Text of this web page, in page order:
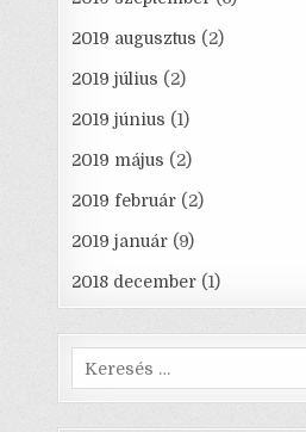
2019 augusztus (2)
2019 július (2)
2019 június (1)
2019 május (2)
2019 február (2)
2019 január (9)
2018 december (1)
Search
for: